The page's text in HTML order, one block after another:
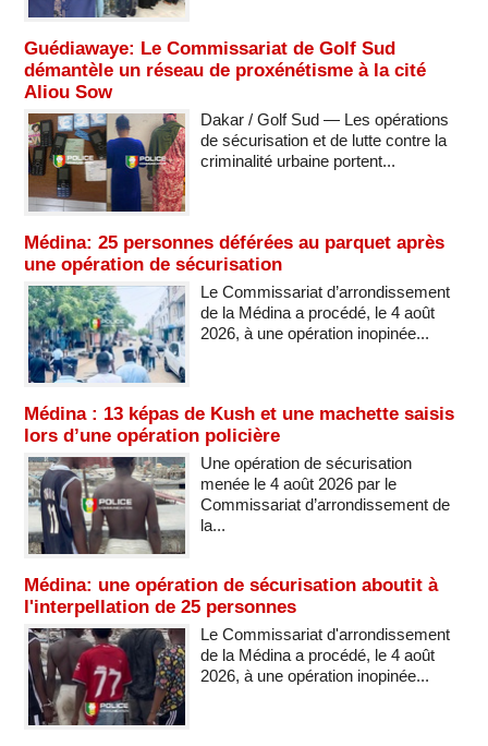
Guédiawaye: Le Commissariat de Golf Sud
démantèle un réseau de proxénétisme à la cité
Aliou Sow
Dakar / Golf Sud — Les opérations
de sécurisation et de lutte contre la
criminalité urbaine portent...
Médina: 25 personnes déférées au parquet après
une opération de sécurisation
Le Commissariat d’arrondissement
de la Médina a procédé, le 4 août
2026, à une opération inopinée...
Médina : 13 képas de Kush et une machette saisis
lors d’une opération policière
Une opération de sécurisation
menée le 4 août 2026 par le
Commissariat d’arrondissement de
la...
Médina: une opération de sécurisation aboutit à
l'interpellation de 25 personnes
Le Commissariat d'arrondissement
de la Médina a procédé, le 4 août
2026, à une opération inopinée...